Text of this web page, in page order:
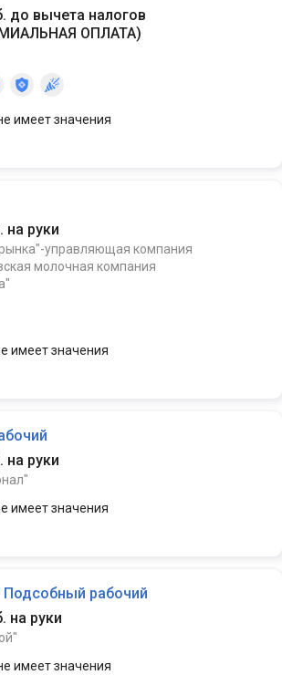
до вычета налогов
ОПЛАТА)
имеет значения
на руки
управляющая компания
молочная компания
имеет значения
на руки
имеет значения
Подсобный рабочий
на руки
имеет значения